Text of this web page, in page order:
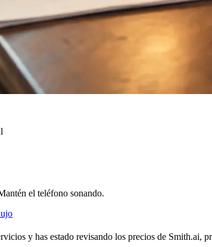
el teléfono sonando.
y has estado revisando los precios de Smith.ai,